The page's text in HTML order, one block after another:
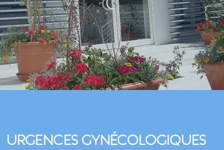
Urgences gynécologiques